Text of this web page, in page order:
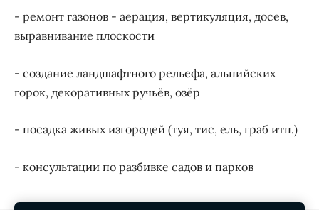
- ремонт газонов - аерация, вертикуляция, досев,
выравнивание плоскости
- создание ландшафтного рельефа, альпийских
горок, декоративных ручьёв, озёр
- посадка живых изгородей (туя, тис, ель, граб итп.)
- консультации по разбивке садов и парков